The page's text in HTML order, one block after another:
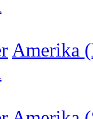
Amerika